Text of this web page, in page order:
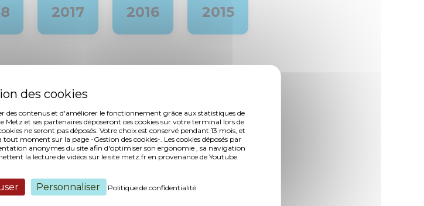
des contenus et d'améliorer le fonctionnement grâce aux statistiques de
et ses partenaires déposeront ces cookies sur votre terminal lors de
ne seront pas déposés. Votre choix est conservé pendant 13 mois, et
moment sur la page -Gestion des cookies-. Les cookies déposés par
anonymes du site afin d'optimiser son ergonomie , sa navigation
la lecture de vidéos sur le site metz.fr en provenance de Youtube.
Personnaliser Politique de confidentialité
2017 2016 2015
concernant le
Nouvelle